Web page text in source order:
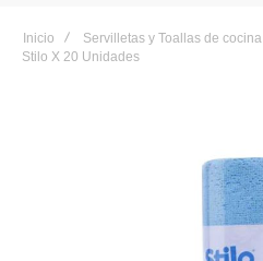
Inicio Servilletas y Toallas de cocina
Stilo X 20 Unidades